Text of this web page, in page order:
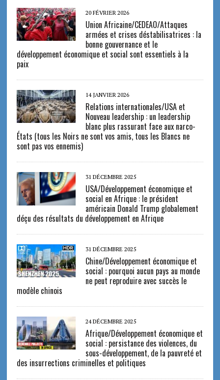
20 FÉVRIER 2026
Union Africaine/CEDEAO/Attaques
armées et crises déstabilisatrices : la
bonne gouvernance et le
développement économique et social sont essentiels à la
paix
14 JANVIER 2026
Relations internationales/USA et
Nouveau leadership : un leadership
blanc plus rassurant face aux narco-
États (tous les Noirs ne sont vos amis, tous les Blancs ne
sont pas vos ennemis)
31 DÉCEMBRE 2025
USA/Développement économique et
social en Afrique : le président
américain Donald Trump globalement
déçu des résultats du développement en Afrique
31 DÉCEMBRE 2025
Chine/Développement économique et
social : pourquoi aucun pays au monde
ne peut reproduire avec succès le
modèle chinois
24 DÉCEMBRE 2025
Afrique/Développement économique et
social : persistance des violences, du
sous-développement, de la pauvreté et
des insurrections criminelles et politiques